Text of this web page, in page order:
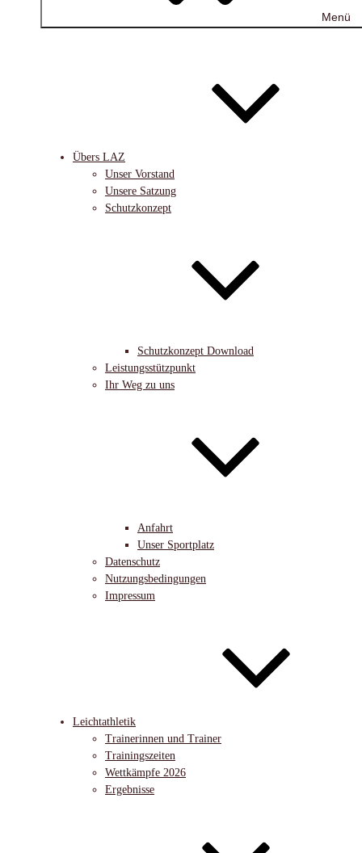
Menü
Übers LAZ
Unser Vorstand
Unsere Satzung
Schutzkonzept
Schutzkonzept Download
Leistungsstützpunkt
Ihr Weg zu uns
Anfahrt
Unser Sportplatz
Datenschutz
Nutzungsbedingungen
Impressum
Leichtathletik
Trainerinnen und Trainer
Trainingszeiten
Wettkämpfe 2026
Ergebnisse